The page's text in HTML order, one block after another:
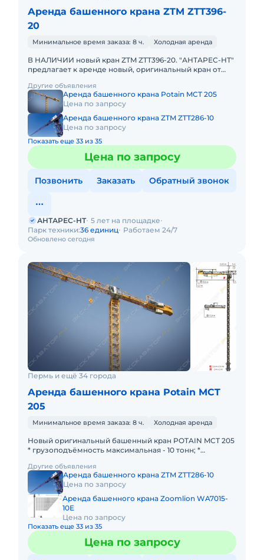
Аренда башенного крана ZTM ZTT396-
20
Минимальное время заказа: 8 ч. Холодная аренда
В НАЛИЧИИ новый кран ZTM ZTT396-20. "АНТАРЕС-НТ"
предлагает к аренде новый, оригинальный кран от
- модель ZTT3
Другие объявления
Аренда башенного крана Potain MCT 205
Цена по запросу
Аренда башенного крана ZTM ZTT286-10
Цена по запросу
Показать еще 33 из 35
Цена по запросу
Позвонить Заказать Обратный звонок
Обновлено сегодня
АНТАРЕС-НТ 5 лет на площадке
Парк техники:36 единиц Работаем 24/7
Пермь и ещё 34 города
Аренда башенного крана Potain MCT
205
Минимальное время заказа: 8 ч. Холодная аренда
Новый оригинальный башенный кран POTAIN MCТ 205
* грузоподъёмность максимальная - 10 тонн; *
Способ перемещени
Другие объявления
Аренда башенного крана ZTM ZTT286-10
Цена по запросу
Аренда башенного крана Zoomlion WA7015-
10E
Цена по запросу
Показать еще 33 из 35
Цена по запросу